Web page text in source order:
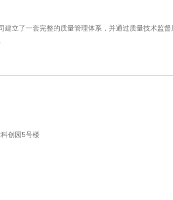
立了一套完整的质量管理体系，并通过质量技术监
创园5号楼